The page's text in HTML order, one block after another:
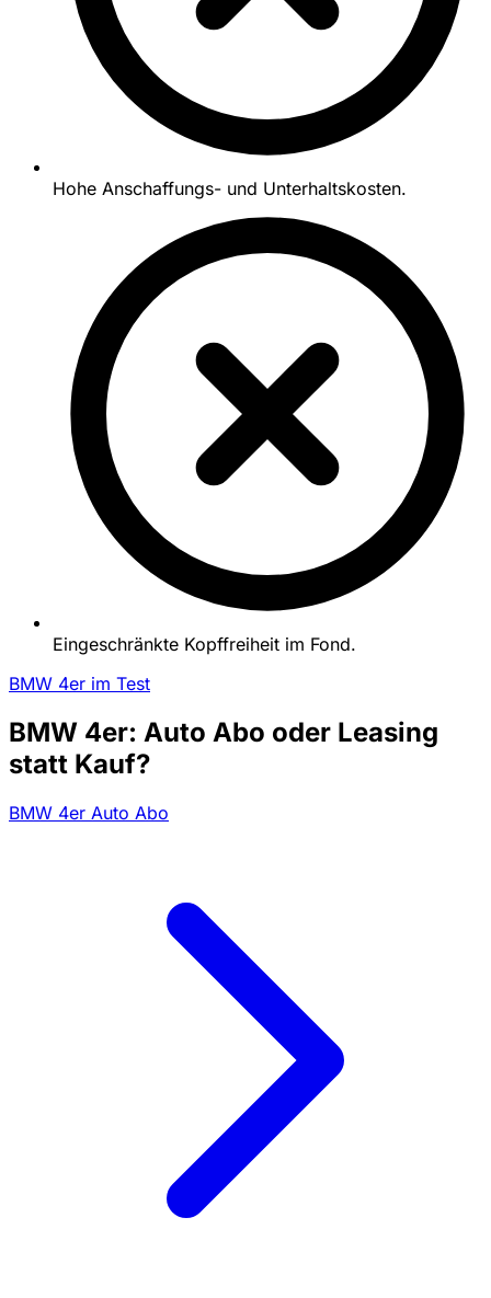
Hohe Anschaffungs- und Unterhaltskosten.
Eingeschränkte Kopffreiheit im Fond.
BMW 4er im Test
BMW 4er: Auto Abo oder Leasing
statt Kauf?
BMW 4er Auto Abo